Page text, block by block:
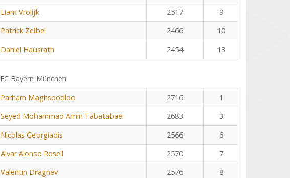
Liam Vrolijk 2517
9
Patrick Zelbel 2466
10
Daniel Hausrath 2454 13
FC Bayern München
Parham Maghsoodloo 2716
1
Seyed Mohammad Amin Tabatabaei 2683
3
Nicolas Georgiadis 2566
6
Alvar Alonso Rosell 2570
7
Valentin Dragnev 2576
8